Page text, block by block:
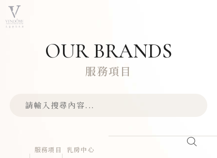
OUR BRANDS
服務項目
服務項目 乳房中心